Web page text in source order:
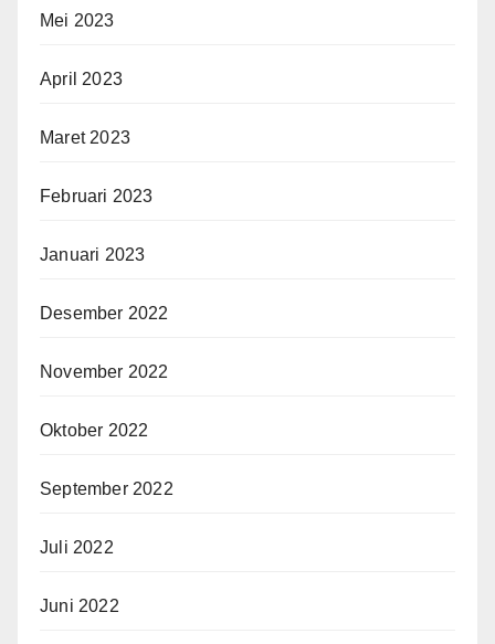
Mei 2023
April 2023
Maret 2023
Februari 2023
Januari 2023
Desember 2022
November 2022
Oktober 2022
September 2022
Juli 2022
Juni 2022